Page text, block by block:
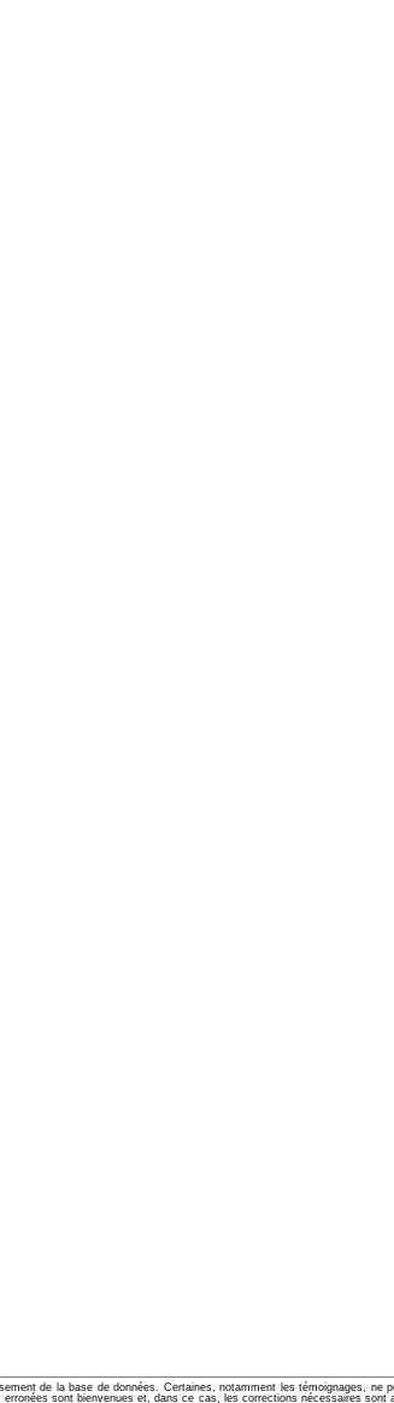
de la base de données. Certaines, notamment les témoignages,
sont bienvenues et, dans ce cas, les corrections nécessaires